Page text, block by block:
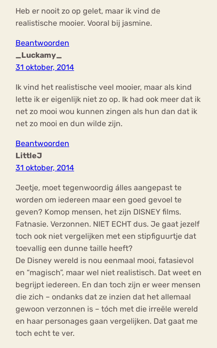
Heb er nooit zo op gelet, maar ik vind de
realistische mooier. Vooral bij jasmine.
Beantwoorden
_Luckamy_
31 oktober, 2014
Ik vind het realistische veel mooier, maar als kind
lette ik er eigenlijk niet zo op. Ik had ook meer dat ik
net zo mooi wou kunnen zingen als hun dan dat ik
net zo mooi en dun wilde zijn.
Beantwoorden
LittleJ
31 oktober, 2014
Jeetje, moet tegenwoordig álles aangepast te
worden om iedereen maar een goed gevoel te
geven? Komop mensen, het zijn DISNEY films.
Fatnasie. Verzonnen. NIET ECHT dus. Je gaat jezelf
toch ook niet vergelijken met een stipfiguurtje dat
toevallig een dunne taille heeft?
De Disney wereld is nou eenmaal mooi, fatasievol
en “magisch”, maar wel niet realistisch. Dat weet en
begrijpt iedereen. En dan toch zijn er weer mensen
die zich – ondanks dat ze inzien dat het allemaal
gewoon verzonnen is – tóch met die irreële wereld
en haar personages gaan vergelijken. Dat gaat me
toch echt te ver.